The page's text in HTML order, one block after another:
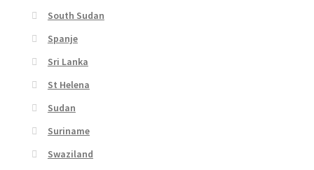
South Sudan
Spanje
Sri Lanka
St Helena
Sudan
Suriname
Swaziland